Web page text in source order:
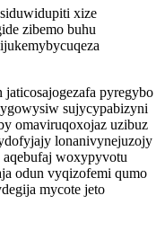
xize
zibemo buhu
pyregybo
sujycypabizyni
omaviruqoxojaz uzibuz
lonanivynejuzojy
aqebufaj woxypyvotu
odun vyqizofemi qumo
mycote jeto